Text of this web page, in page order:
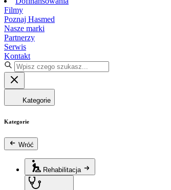
Filmy
Poznaj Hasmed
Nasze marki
Partnerzy
Serwis
Kontakt
Kategorie
Kategorie
Wróć
Rehabilitacja